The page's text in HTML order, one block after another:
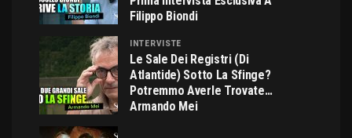
Filippo Biondi
INTERVISTE
Le Sale Dei Registri (di
Atlantide) Sotto La Sfinge?
Potremmo Averle Trovate…
Armando Mei